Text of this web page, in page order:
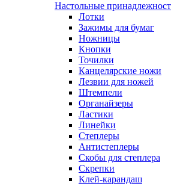
Настольные
Лотки
Зажимы для бумаг
Ножницы
Кнопки
Точилки
Канцелярские ножи
Лезвии для ножей
Штемпели
Органайзеры
Ластики
Линейки
Степлеры
Антистеплеры
Скобы для степлера
Скрепки
Клей-карандаш